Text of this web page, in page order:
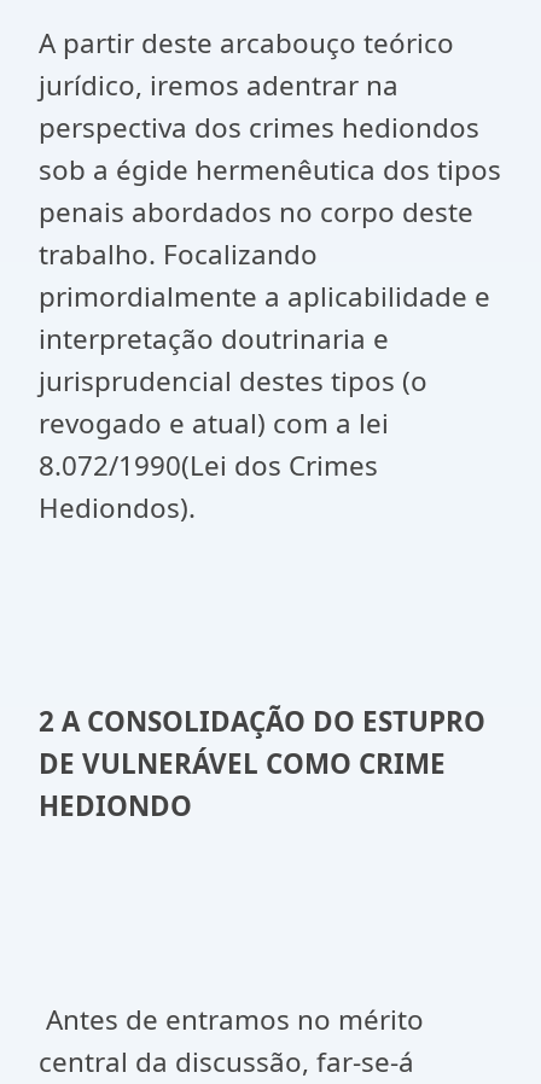
A partir deste arcabouço teórico
jurídico, iremos adentrar na
perspectiva dos crimes hediondos
sob a égide hermenêutica dos tipos
penais abordados no corpo deste
trabalho. Focalizando
primordialmente a aplicabilidade e
interpretação doutrinaria e
jurisprudencial destes tipos (o
revogado e atual) com a lei
8.072/1990(Lei dos Crimes
Hediondos).
2 A CONSOLIDAÇÃO DO ESTUPRO
DE VULNERÁVEL COMO CRIME
HEDIONDO
Antes de entramos no mérito
central da discussão, far-se-á